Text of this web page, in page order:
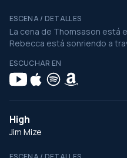
ESCENA / DETALLES
La cena de Thomsason está
Rebecca está sonriendo a
ESCUCHAR EN
High
Jim Mize